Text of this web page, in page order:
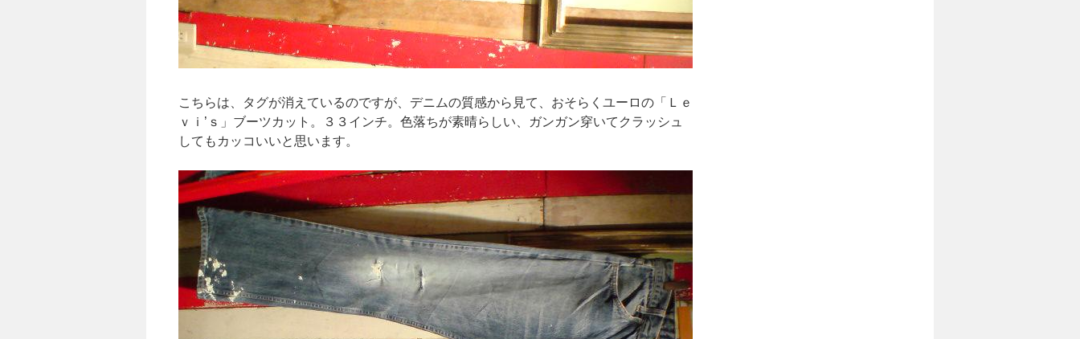
こちらは、タグが消えているのですが、デニムの質感から見て、おそらくユーロの「Ｌｅ
ｖｉ’ｓ」ブーツカット。３３インチ。色落ちが素晴らしい、ガンガン穿いてクラッシュ
してもカッコいいと思います。